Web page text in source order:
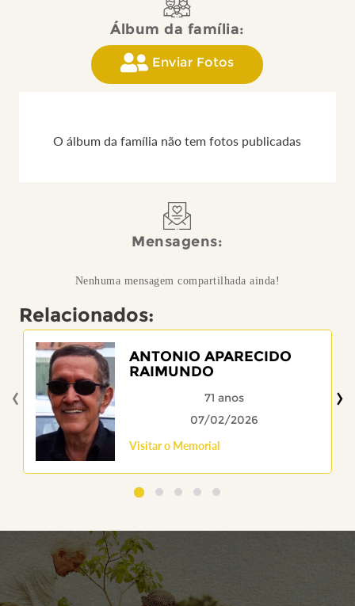
Álbum da família:
Enviar Fotos
O álbum da família não tem fotos publicadas
Mensagens:
Nenhuma mensagem compartilhada ainda!
Relacionados:
ANTONIO APARECIDO
RAIMUNDO
71 anos
07/02/2026
Visitar o Memorial
‹ ›